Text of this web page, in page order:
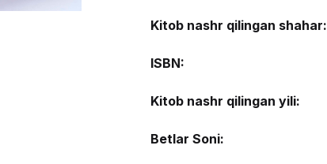
Kitob nashr qilingan shahar:
ISBN:
Kitob nashr qilingan yili:
Betlar Soni: